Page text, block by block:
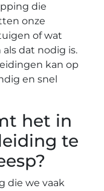
die
onze
of wat
dat nodig is.
kan op
en snel
het in
te
die we vaak